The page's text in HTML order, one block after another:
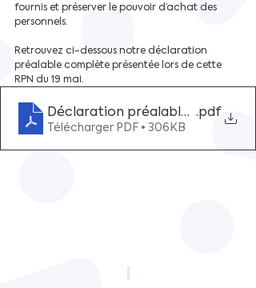
fournis et préserver le pouvoir d’achat des
personnels.
Retrouvez ci-dessous notre déclaration
préalable complète présentée lors de cette
RPN du 19 mai.
Déclaration préalable RPN
.pdf
Télécharger PDF • 306KB